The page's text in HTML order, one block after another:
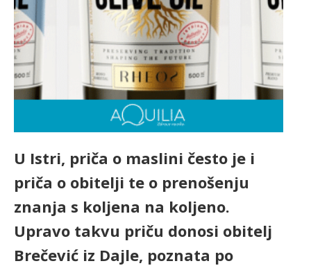
U Istri, priča o maslini često je i
priča o obitelji te o prenošenju
znanja s koljena na koljeno.
Upravo takvu priču donosi obitelj
Brečević iz Dajle, poznata po